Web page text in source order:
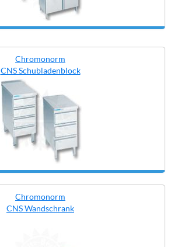
Chromonorm
CNS Schubladenblock
Chromonorm
CNS Wandschrank